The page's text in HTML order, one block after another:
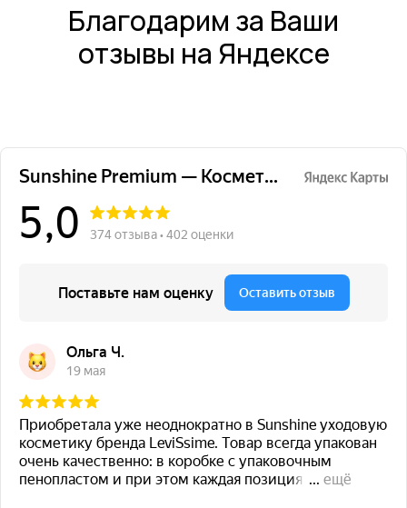
Благодарим за Ваши
отзывы на Яндексе